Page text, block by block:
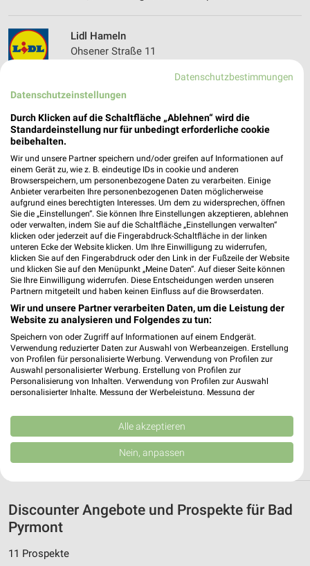
❯
Lidl Hameln
Ohsener Straße 11
Heute 07:00 - 21:00 Uhr |
279,65 km • Angebote: 2 Prospekte
ALDI Nord Extertal
Bruchweg 3b
32699 Extertal
Heute 07:00 - 20:00 Uhr |
Geschlossen
295,81 km • Angebote: 4 Prospekte
PENNY Extertal-Boesingfeld
Bahnhofstr. 54
Heute 07:00 - 20:00 Uhr | Geschlossen
296,34 km • Angebote: 1 Prospekt
❯
Lidl Bösingfeld
32699 Bösingfeld
Heute 07:00 - 20:00 Uhr | Geschlossen
296,47 km • Angebote: 2 Prospekte
Discounter Angebote und Prospekte für Bad
Pyrmont
11 Prospekte
Datenschutzbestimmungen
Datenschutzeinstellungen
Durch Klicken auf die Schaltfläche „Ablehnen“ wird die
Standardeinstellung nur für unbedingt erforderliche cookie
beibehalten.
Wir und unsere Partner speichern und/oder greifen auf Informationen auf
einem Gerät zu, wie z. B. eindeutige IDs in cookie und anderen
Browserspeichern, um personenbezogene Daten zu verarbeiten. Einige
Anbieter verarbeiten Ihre personenbezogenen Daten möglicherweise
aufgrund eines berechtigten Interesses. Um dem zu widersprechen, öffnen
Sie die „Einstellungen“. Sie können Ihre Einstellungen akzeptieren, ablehnen
oder verwalten, indem Sie auf die Schaltfläche „Einstellungen verwalten“
klicken oder jederzeit auf die Fingerabdruck-Schaltfläche in der linken
unteren Ecke der Website klicken. Um Ihre Einwilligung zu widerrufen,
klicken Sie auf den Fingerabdruck oder den Link in der Fußzeile der Website
und klicken Sie auf den Menüpunkt „Meine Daten“. Auf dieser Seite können
Sie Ihre Einwilligung widerrufen. Diese Entscheidungen werden unseren
Partnern mitgeteilt und haben keinen Einfluss auf die Browserdaten.
Wir und unsere Partner verarbeiten Daten, um die Leistung der
Website zu analysieren und Folgendes zu tun:
Speichern von oder Zugriff auf Informationen auf einem Endgerät.
Verwendung reduzierter Daten zur Auswahl von Werbeanzeigen. Erstellung
von Profilen für personalisierte Werbung. Verwendung von Profilen zur
Auswahl personalisierter Werbung. Erstellung von Profilen zur
Personalisierung von Inhalten. Verwendung von Profilen zur Auswahl
personalisierter Inhalte. Messung der Werbeleistung. Messung der
Kombinationen von Daten aus verschiedenen Quellen. Entwicklung und
Verbesserung der Angebote. Verwendung reduzierter Daten zur Auswahl
von Inhalten.
Daten können außerhalb der Europäischen Union weitergegeben und in die
USA gesendet werden.
Website/App.
Partnerliste anzeigen (1 IAB-Anbieter)
Wir nutzen Ihre Daten für folgende Zwecke:
IAB-Verarbeitungszwecke:
Speichern von oder Zugriff auf Informationen
Alle akzeptieren
Nein, anpassen